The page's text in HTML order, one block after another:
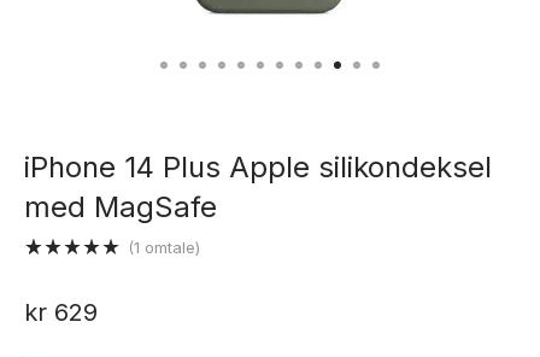
iPhone 14 Plus Apple silikondeksel
med MagSafe
basert på
(1 omtale)
kr 629